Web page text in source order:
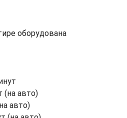
оборудована
(на авто)
авто)